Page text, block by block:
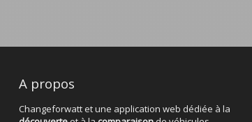
A propos
Changeforwatt et une application web dédiée à la